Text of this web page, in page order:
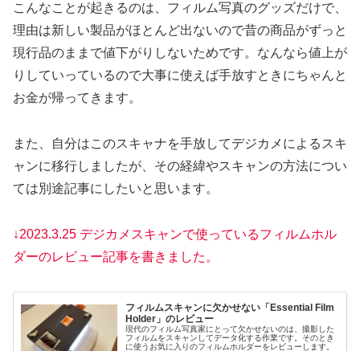
こんなことが起きるのは、フィルム写真のグッズだけで、
理由は新しい製品がほとんど出ないので昔の商品がずっと
現行品のままで値下がりしないためです。なんなら値上が
りしていっているので大事に使えば手放すときにちゃんと
お金が帰ってきます。
また、自分はこのスキャナを手放してデジカメによるスキ
ャンに移行しましたが、その経緯やスキャンの方法につい
ては別途記事にしたいと思います。
↓2023.3.25 デジカメスキャンで使っているフィルムホル
ダーのレビュー記事を書きました。
フィルムスキャンに欠かせない「Essential Film
Holder」のレビュー
現代のフィルム写真家にとって欠かせないのは、撮影した
フィルムをスキャンしてデータ化する作業です。そのとき
に使うお気に入りのフィルムホルダーをレビューします。